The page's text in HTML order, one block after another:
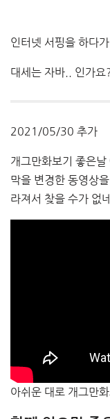
인터넷 서핑을 하다
대세는 자바.. 인가요
2021/05/30 추가
개그만화보기 좋은
막을 변경한 동영상
라져서 찾을 수가 없
아쉬운 대로 개그만